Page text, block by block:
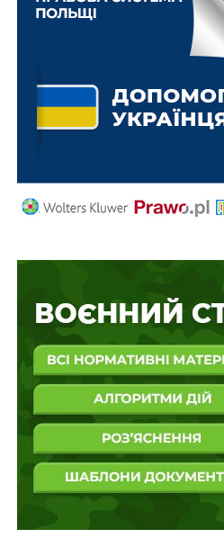
висновків Верховного Суду
апеляційними судами,
важливе справжнє розуміння
законодавцем сенсу.
рішення повинно ґрунтуватися
верховенства права, бути
вживанню синонімів
(Караванський С. Практичний
української мови : близько 20
Святослав Караванський. 4-
Львів: БаК, 2012. С. 323. 523;
Української мови).
Стосовноч. 4 ст. 263: при
права до спірних
висновки щодо застосування
права, викладені в
Таким чином, відсутність
інших синонімів вказує на
норми. Стосовно терміну
наступне: по-перше, не